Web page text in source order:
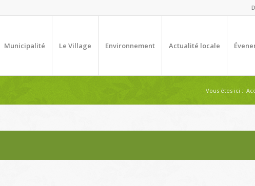
Municipalité Le Village Environnement Actualité locale
Vous êtes ici :